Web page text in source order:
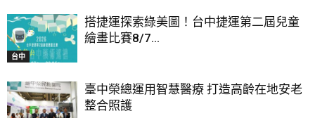
台中
搭捷運探索綠美圖！台中捷運第二屆兒童
繪畫比賽8/7...
臺中榮總運用智慧醫療 打造高齡在地安老
整合照護